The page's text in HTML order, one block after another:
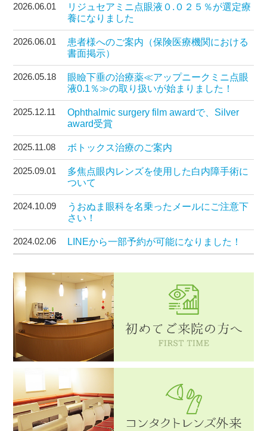
2026.06.01
リジュセアミニ点眼液０.０２５％が選定療
養になりました
2026.06.01
患者様へのご案内（保険医療機関における
書面掲示）
2026.05.18
眼瞼下垂の治療薬≪アップニークミニ点眼
液0.1％≫の取り扱いが始まりました！
2025.12.11
Ophthalmic surgery film awardで、Silver
award受賞
2025.11.08 ボトックス治療のご案内
2025.09.01
多焦点眼内レンズを使用した白内障手術に
ついて
2024.10.09
うおぬま眼科を名乗ったメールにご注意下
さい！
2024.02.06 LINEから一部予約が可能になりました！